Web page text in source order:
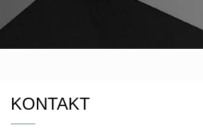
KONTAKT